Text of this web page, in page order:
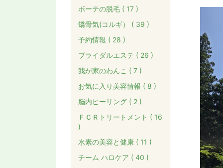
ボーテの脱毛 ( 17 )
矯骨気(コルギ） ( 39 )
予約情報 ( 28 )
ブライダルエステ ( 26 )
我が家のわんこ ( 7 )
お気に入り美容情報 ( 8 )
脳内ヒーリング ( 2 )
ＦＣＲトリートメント ( 16
)
水素の美容と健康 ( 11 )
チーム ハロケア ( 40 )